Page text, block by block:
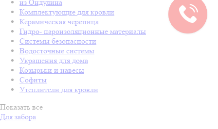
из Ондулина
Комплектующие для кровли
Керамическая черепица
Гидро- пароизоляционные материалы
Системы безопасности
Водосточные системы
Украшения для дома
Козырьки и навесы
Софиты
Утеплители для кровли
Показать все
Для забора